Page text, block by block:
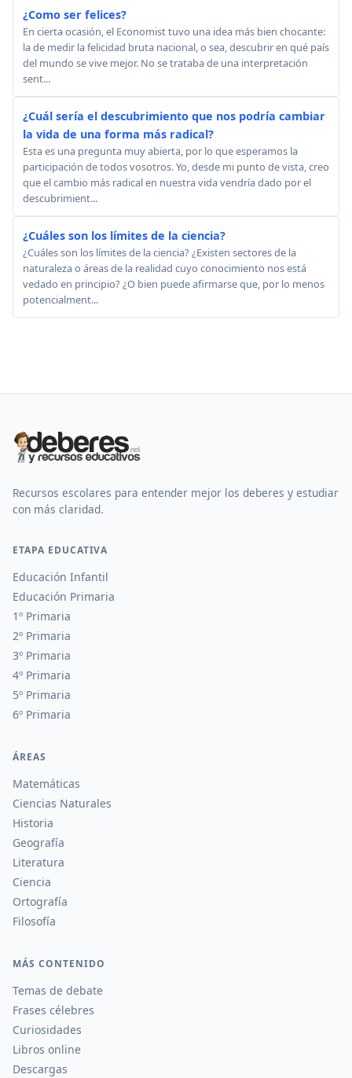
¿Como ser felices?
En cierta ocasión, el Economist tuvo una idea más bien chocante:
la de medir la felicidad bruta nacional, o sea, descubrir en qué país
del mundo se vive mejor. No se trataba de una interpretación
sent...
¿Cuál sería el descubrimiento que nos podría cambiar
la vida de una forma más radical?
Esta es una pregunta muy abierta, por lo que esperamos la
participación de todos vosotros. Yo, desde mi punto de vista, creo
que el cambio más radical en nuestra vida vendría dado por el
descubrimient...
¿Cuáles son los límites de la ciencia?
¿Cuáles son los límites de la ciencia? ¿Existen sectores de la
naturaleza o áreas de la realidad cuyo conocimiento nos está
vedado en principio? ¿O bien puede afirmarse que, por lo menos
potencialment...
Recursos escolares para entender mejor los deberes y estudiar
con más claridad.
ETAPA EDUCATIVA
Educación Infantil
Educación Primaria
1º Primaria
2º Primaria
3º Primaria
4º Primaria
5º Primaria
6º Primaria
ÁREAS
Matemáticas
Ciencias Naturales
Historia
Geografía
Literatura
Ciencia
Ortografía
Filosofía
MÁS CONTENIDO
Temas de debate
Frases célebres
Curiosidades
Libros online
Descargas